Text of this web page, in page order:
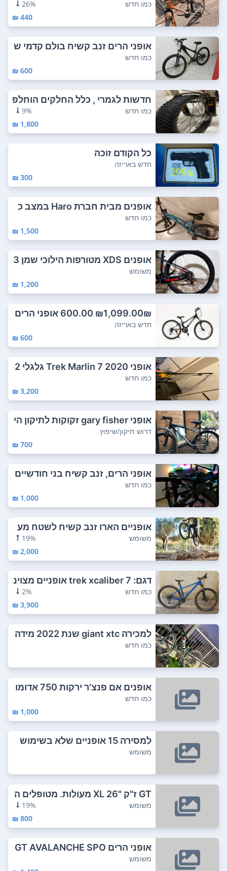
דרוג כל הק...
כמו חדש
26%
440 ₪
אופני הרים זנב קשיח בולם קדמי ש
מן מעצור...
כמו חדש
600 ₪
חדשות לגמרי , כלל החלקים הוחלפ
ו לחלקים ח...
כמו חדש
9%
1,800 ₪
כל הקודם זוכה
חדש באריזה
300 ₪
אופנים מבית חברת Haro במצב כ
מו חדשות. ד...
כמו חדש
1,500 ₪
אופנים XDS מטורפות הילוכי שמן 3
X8 שי...
משומש
1,200 ₪
₪1,099.00₪ 600.00 אופני הרים
ולילדי...
חדש באריזה
600 ₪
אופני Trek Marlin 7 2020 גלגלי 2
9 מי...
כמו חדש
3,200 ₪
אופני gary fisher זקוקות לתיקון הי
לוכים ...
דרוש תיקון/שיפוץ
700 ₪
אופני הרים, זנב קשיח בני חודשיים
במצב חד...
כמו חדש
1,000 ₪
אופניים הארו זנב קשיח לשטח מע
צורים שימנו...
משומש
19%
2,000 ₪
דגם: trek xcaliber 7 אופניים מצוינ
ות קלו...
כמו חדש
2%
3,900 ₪
למכירה giant xtc שנת 2022 מידה
m בולם ק...
כמו חדש
אופנים אם פנצ'ר ירקות 750 אדומו
ת 1000 נא...
כמו חדש
1,000 ₪
למסירה 15 אופניים שלא בשימוש
משומש
GT ז"ק "26 XL מעולות. מטופלים ה
יטב. מחיר...
משומש
19%
800 ₪
אופני הרים GT AVALANCHE SPO
RT מידה M גלג...
משומש